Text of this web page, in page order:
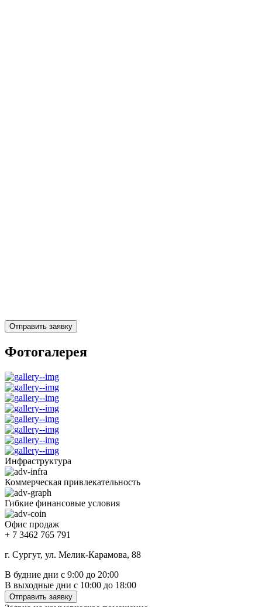
Отправить заявку
Фотогалерея
Инфраструктура
Коммерческая привлекательность
Гибкие финансовые условия
Офис продаж
+ 7 3462 765 791
г. Сургут, ул. Мелик-Карамова, 88
В будние дни с 9:00 до 20:00
В выходные дни с 10:00 до 18:00
Отправить заявку